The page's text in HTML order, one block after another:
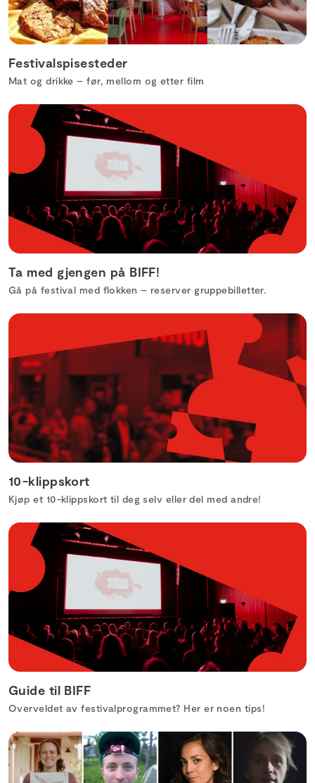
Festivalspisesteder
Mat og drikke – før, mellom og etter film
Ta med gjengen på BIFF!
Gå på festival med flokken – reserver gruppebilletter.
10-klippskort
Kjøp et 10-klippskort til deg selv eller del med andre!
Guide til BIFF
Overveldet av festivalprogrammet? Her er noen tips!